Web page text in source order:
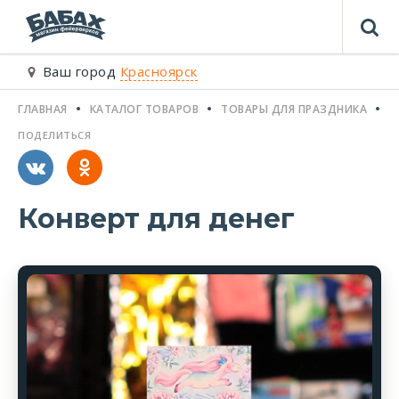
Ваш город Красноярск
ГЛАВНАЯ КАТАЛОГ ТОВАРОВ ТОВАРЫ ДЛЯ ПРАЗДНИКА
Конверт для денег
ПОДЕЛИТЬСЯ